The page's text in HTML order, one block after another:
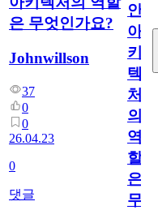
은 무엇인가요?
Johnwillson
37
0
0
26.04.23
0
댓글
안
아
키
텍
처
의
역
할
은
무